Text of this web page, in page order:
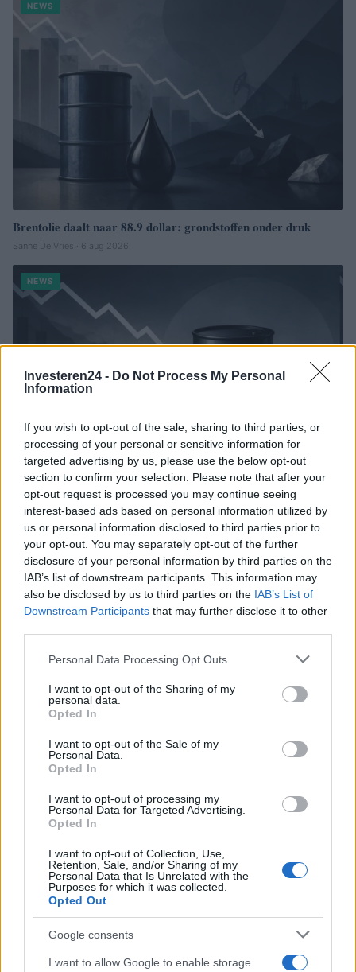
Investeren24 - Do Not Process My Personal
Information
If you wish to opt-out of the sale, sharing to third parties, or
processing of your personal or sensitive information for
targeted advertising by us, please use the below opt-out
section to confirm your selection. Please note that after your
opt-out request is processed you may continue seeing
interest-based ads based on personal information utilized by
us or personal information disclosed to third parties prior to
your opt-out. You may separately opt-out of the further
disclosure of your personal information by third parties on the
IAB’s list of downstream participants. This information may
also be disclosed by us to third parties on the IAB’s List of
Downstream Participants that may further disclose it to other
Please note that this website/app uses one or more Google
not limited to your visit or usage behaviour. You may click to
grant or deny consent to Google and its third-party tags to
use your data for below specified purposes in below Google
consent section.
Personal Data Processing Opt Outs
I want to opt-out of the Sharing of my
personal data.
Opted In
I want to opt-out of the Sale of my
Personal Data.
Opted In
I want to opt-out of processing my
Personal Data for Targeted Advertising.
Opted In
I want to opt-out of Collection, Use,
Retention, Sale, and/or Sharing of my
Personal Data that Is Unrelated with the
Purposes for which it was collected.
Opted Out
Google consents
I want to allow Google to enable storage
NEWS
Brentolie daalt naar 88.9 dollar: grondstoffen onder druk
Sanne De Vries · 6 aug 2026
NEWS
Brentolie daalt naar 91,82 dollar: een week van teruggang in
grondstoffen
Sanne De Vries · 5 aug 2026
CRYPTOKOERSEN
Naam Prijs
Eureka Bridged PAX Gold (Terra
(PAXG)
$4,205.78
Kinza Babylon Staked BTC
(KBTC)
$83,270.00
Epoch Island
(EPOCH)
$0.032
Stride Staked Injective
(STINJ)
$16.46
JDB $0.022